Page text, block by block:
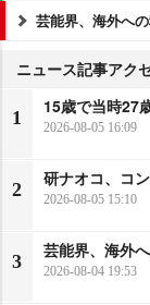
芸能界、海外へ
ニュース記事アク
1
15歳で当時27
2026-08-05 16:09
2
研ナオコ、コ
2026-08-05 15:10
3
芸能界、海外
2026-08-04 19:53